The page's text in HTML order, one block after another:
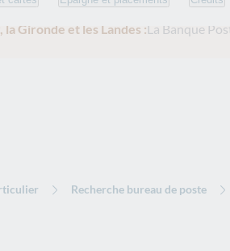
la Gironde et les Landes :La Banque
Recherche bureau de poste